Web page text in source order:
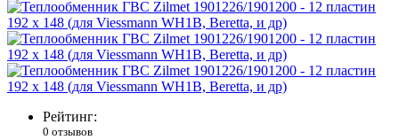
Рейтинг:
0 отзывов